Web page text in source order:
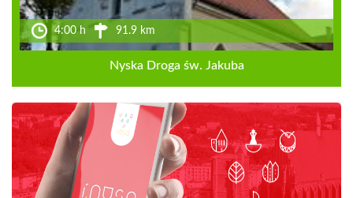
4:00 h 91.9 km
Nyska Droga św. Jakuba